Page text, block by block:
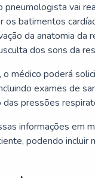
pneumologista vai
os batimentos
da anatomia da
dos sons da
o médico poderá
exames de
pressões
informações em
podendo